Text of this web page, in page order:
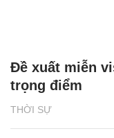
THỜI SỰ
Đề xuất miễn
trọng điểm